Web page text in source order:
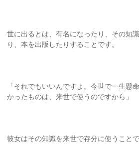
世に出るとは、有名になったり、その知
り、本を出版したりすることです。
「それでもいいんですよ。今世で一生懸
かったものは、来世で使うのですから」
彼女はその知識を来世で存分に使うことで